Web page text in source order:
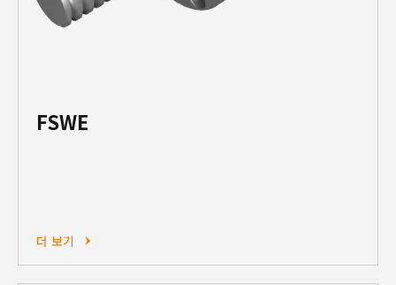
FSWE
더 보기